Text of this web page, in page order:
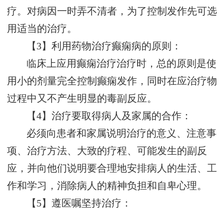
疗。对病因一时弄不清者，为了控制发作先可选
用适当的治疗。
【3】利用药物治疗癫痫病的原则：
临床上应用癫痫治疗治疗时，总的原则是使
用小的剂量完全控制癫痫发作，同时在应治疗物
过程中又不产生明显的毒副反应。
【4】治疗要取得病人及家属的合作：
必须向患者和家属说明治疗的意义、注意事
项、治疗方法、大致的疗程、可能发生的副反
应，并向他们说明要合理地安排病人的生活、工
作和学习，消除病人的精神负担和自卑心理。
【5】遵医嘱坚持治疗：